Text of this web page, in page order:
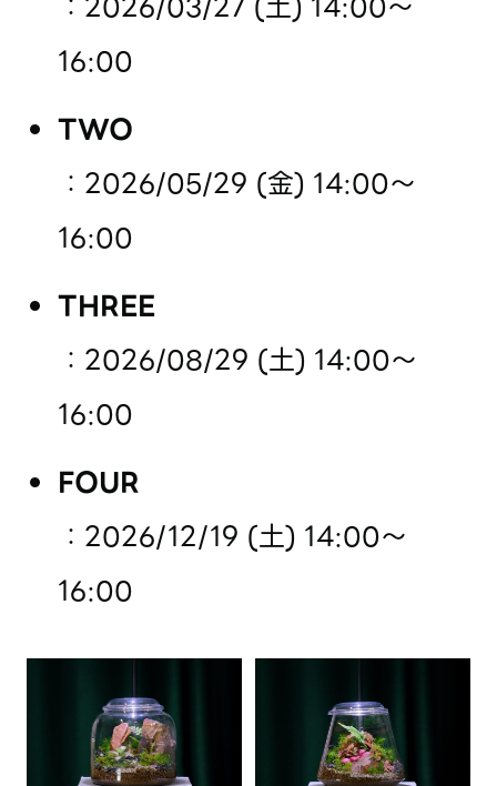
16:00
TWO
：2026/05/29 (金) 14:00～
16:00
THREE
：2026/08/29 (土) 14:00～
16:00
FOUR
：2026/12/19 (土) 14:00〜
16:00